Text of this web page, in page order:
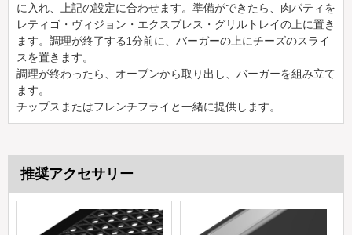
に入れ、上記の設定に合わせます。準備ができたら、肉パティを
レティゴ・ヴィジョン・エクスプレス・グリルトレイの上に置き
ます。調理が終了する1分前に、バーガーの上にチーズのスライ
スを置きます。
調理が終わったら、オーブンから取り出し、バーガーを組み立て
ます。
チップスまたはフレンチフライと一緒に提供します。
推奨アクセサリー